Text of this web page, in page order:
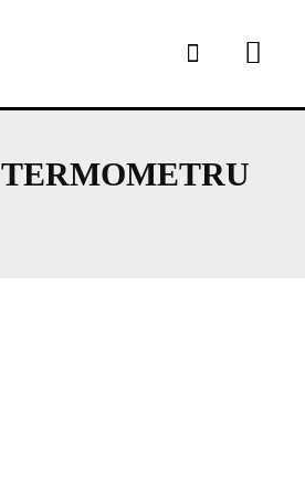
TERMOMETRU